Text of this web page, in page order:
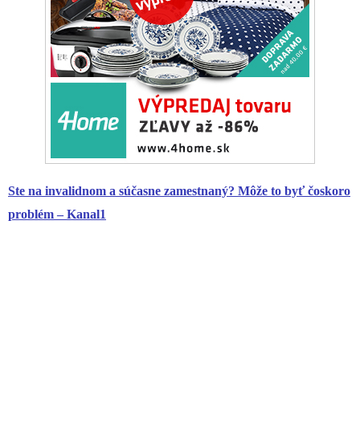
Ste na invalidnom a súčasne zamestnaný? Môže to byť čoskoro
problém – Kanal1